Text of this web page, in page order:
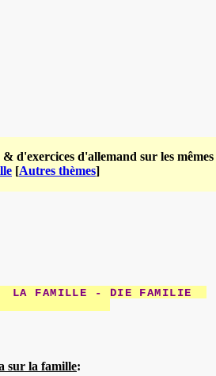
d'exercices d'allemand sur les mêmes
[Autres thèmes]
- DIE FAMILIE
sur la famille: